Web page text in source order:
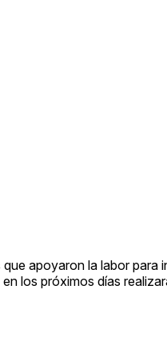
apoyaron la labor
los próximos días